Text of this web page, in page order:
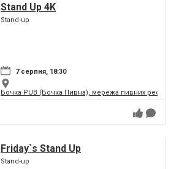
Stand Up 4K
Stand-up
7 серпня, 18:30
Бочка PUB (Бочка Пивна), мережа пивних
Friday`s Stand Up
Stand-up